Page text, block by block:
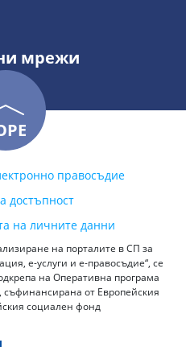
мрежи
правосъдие
достъпност
на личните данни
на порталите в СП за
е-услуги и е-правосъдие“, се
на Оперативна програма
съфинансирана от Европейския
социален фонд